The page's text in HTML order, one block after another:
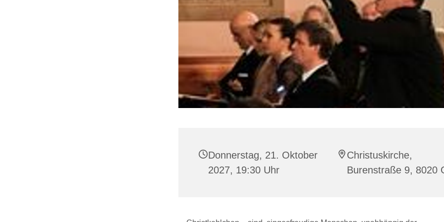
Donnerstag, 21. Oktober
2027, 19:30 Uhr
Christuskirche,
Burenstraße 9, 8020